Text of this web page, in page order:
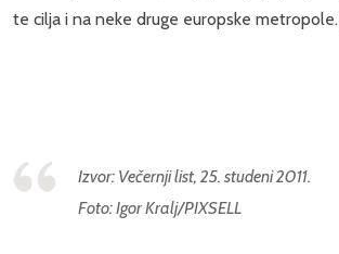
te cilja i na neke druge europske metropole.
Izvor: Večernji list, 25. studeni 2011.
Foto: Igor Kralj/PIXSELL